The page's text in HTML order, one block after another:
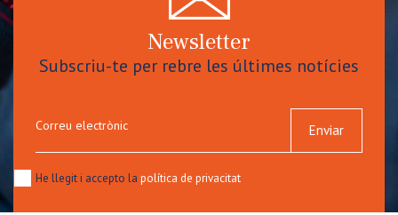
Newsletter
Subscriu-te per rebre les últimes notícies
Correu electrònic Enviar
He llegit i accepto la política de privacitat